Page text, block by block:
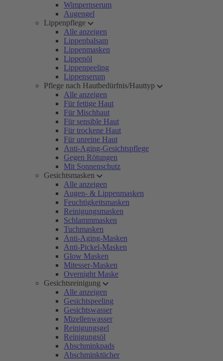
Wimpernserum
Augengel
Lippenpflege
Alle anzeigen
Lippenbalsam
Lippenmasken
Lippenöl
Lippenpeeling
Lippenserum
Pflege nach Hautbedürfnis/Hauttyp
Alle anzeigen
Für fettige Haut
Für Mischhaut
Für sensible Haut
Für trockene Haut
Für unreine Haut
Anti-Aging-Gesichtspflege
Gegen Rötungen
Mit Sonnenschutz
Gesichtsmasken
Alle anzeigen
Augen- & Lippenmasken
Feuchtigkeitsmasken
Reinigungsmasken
Schlammmasken
Tuchmasken
Anti-Aging-Masken
Anti-Pickel-Masken
Glow Masken
Mitesser-Masken
Overnight Maske
Gesichtsreinigung
Alle anzeigen
Gesichtspeeling
Gesichtswasser
Mizellenwasser
Reinigungsgel
Reinigungsöl
Abschminkpads
Abschminktücher